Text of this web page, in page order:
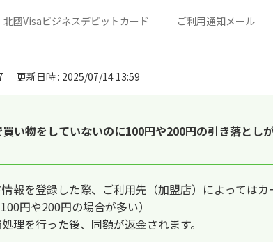
北國Visaビジネスデビットカード ご利用通知メール
更新日時 : 2025/07/14 13:59
い物をしていないのに100円や200円の引き落とし
報を登録した際、ご利用先（加盟店）によっては
円や200円の場合が多い）
理を行った後、同額が返金されます。